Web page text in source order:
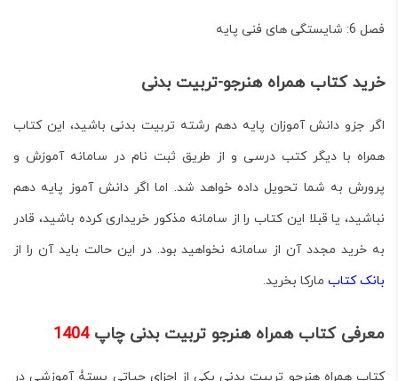
فصل 6: شایستگی های فنی پایه
خرید کتاب همراه هنرجو-تربیت بدنی
اگر جزو دانش آموزان پایه دهم رشته تربیت بدنی باشید، این کتاب
همراه با دیگر کتب درسی و از طریق ثبت نام در سامانه آموزش و
پرورش به شما تحویل داده خواهد شد. اما اگر دانش آموز پایه دهم
نباشید، یا قبلا این کتاب را از سامانه مذکور خریداری کرده باشید، قادر
به خرید مجدد آن از سامانه نخواهید بود. در این حالت باید آن را از
بانک کتاب مارکا بخرید.
معرفی کتاب همراه هنرجو تربیت بدنی چاپ1404
کتاب همراه هنرجو تربیت بدنییکی از اجزای حیاتی بستۀ آموزشی در